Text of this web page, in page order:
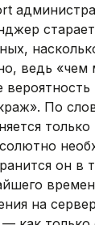
ведь
По
он в
на